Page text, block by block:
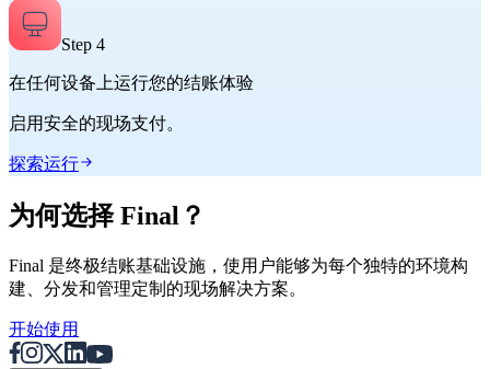
Step 4
在任何设备上运行您的结账体验
启用安全的现场支付。
探索运行
为何选择 Final？
Final 是终极结账基础设施，使用户能够为每个独特的环境构
建、分发和管理定制的现场解决方案。
开始使用